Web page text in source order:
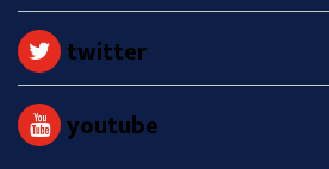
twitter
youtube